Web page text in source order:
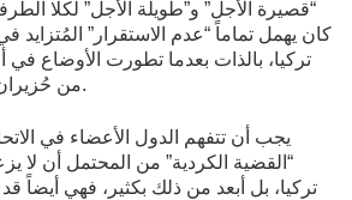
“قصيرة الأجل” و”طويلة الأجل” لكلا
كان يهمل تماماً “عدم الاستقرار” المُتزايد
تركيا، بالذات بعدما تطورت الأوضاع في
من حُزيران عام 2015 البرلمانية.
يجب أن تتفهم الدول الأعضاء في
“القضية الكردية” من المحتمل أن لا
تركيا، بل أبعد من ذلك بكثير، فهي أيضاً